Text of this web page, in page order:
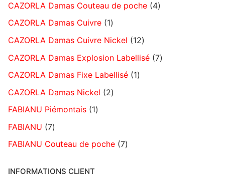
CAZORLA Damas Couteau de poche 4
CAZORLA Damas Cuivre 1
CAZORLA Damas Cuivre Nickel
12
CAZORLA Damas Explosion Labellisé 7
CAZORLA Damas Fixe Labellisé 1
CAZORLA Damas Nickel
2
FABIANU Piémontais 1
FABIANU 7
FABIANU Couteau de poche 7
INFORMATIONS CLIENT